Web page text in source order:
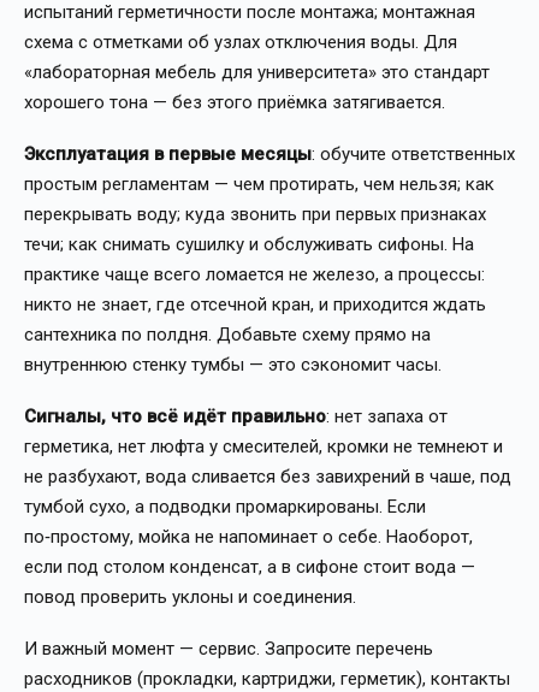
испытаний герметичности после монтажа; монтажная
схема с отметками об узлах отключения воды. Для
«лабораторная мебель для университета» это стандарт
хорошего тона — без этого приёмка затягивается.
Эксплуатация в первые месяцы: обучите ответственных
простым регламентам — чем протирать, чем нельзя; как
перекрывать воду; куда звонить при первых признаках
течи; как снимать сушилку и обслуживать сифоны. На
практике чаще всего ломается не железо, а процессы:
никто не знает, где отсечной кран, и приходится ждать
сантехника по полдня. Добавьте схему прямо на
внутреннюю стенку тумбы — это сэкономит часы.
Сигналы, что всё идёт правильно: нет запаха от
герметика, нет люфта у смесителей, кромки не темнеют и
не разбухают, вода сливается без завихрений в чаше, под
тумбой сухо, а подводки промаркированы. Если
по‑простому, мойка не напоминает о себе. Наоборот,
если под столом конденсат, а в сифоне стоит вода —
повод проверить уклоны и соединения.
И важный момент — сервис. Запросите перечень
расходников (прокладки, картриджи, герметик), контакты